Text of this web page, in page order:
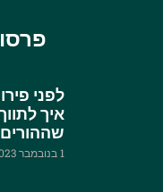
לפני
איך
1 בנובמבר 2023